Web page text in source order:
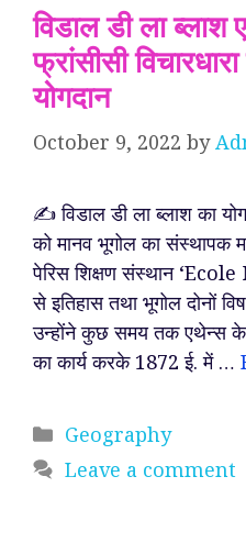
विडाल डी ला
फ्रांसीसी
योगदान
October 9, 2022 by
✍️ विडाल डी ला ब्लाश का
को मानव भूगोल का संस्थापक
पेरिस शिक्षण संस्थान
से इतिहास तथा भूगोल दोनों
उन्होंने कुछ समय तक एथेन्स
का कार्य करके 1872 ई. में …
Categories
Geography
Leave a comment